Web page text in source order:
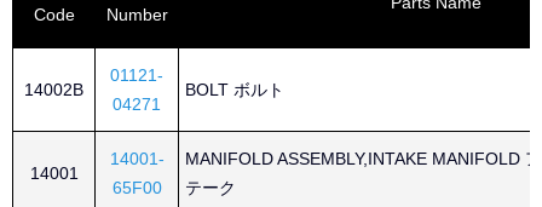
Code
Number
14002B
01121-
04271
BOLT ボルト
14001
14001-
65F00
MANIFOLD ASSEMBLY,INTAKE MANIFOLD
テーク